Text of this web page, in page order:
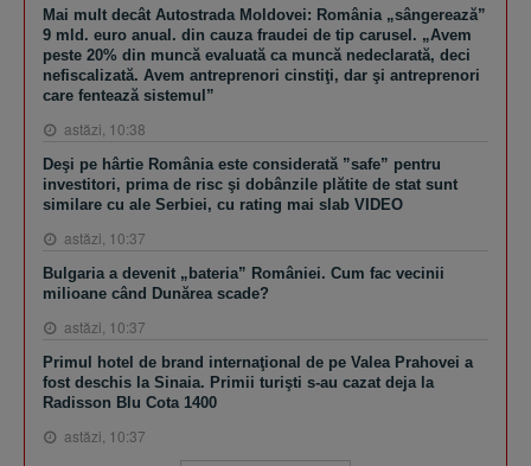
Mai mult decât Autostrada Moldovei: România „sângerează”
9 mld. euro anual. din cauza fraudei de tip carusel. „Avem
peste 20% din muncă evaluată ca muncă nedeclarată, deci
nefiscalizată. Avem antreprenori cinstiţi, dar şi antreprenori
care fentează sistemul”
astăzi, 10:38
Deşi pe hârtie România este considerată ”safe” pentru
investitori, prima de risc şi dobânzile plătite de stat sunt
similare cu ale Serbiei, cu rating mai slab VIDEO
astăzi, 10:37
Bulgaria a devenit „bateria” României. Cum fac vecinii
milioane când Dunărea scade?
astăzi, 10:37
​Primul hotel de brand internaţional de pe Valea Prahovei a
fost deschis la Sinaia. Primii turişti s-au cazat deja la
Radisson Blu Cota 1400
astăzi, 10:37